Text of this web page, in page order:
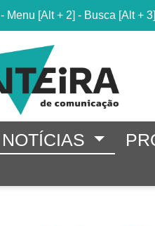
- Menu [Alt + 2] - Busca [Alt + 3]
NOTÍCIAS